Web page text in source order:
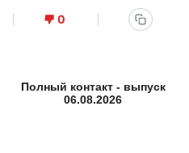
0
Полный контакт - выпуск
06.08.2026